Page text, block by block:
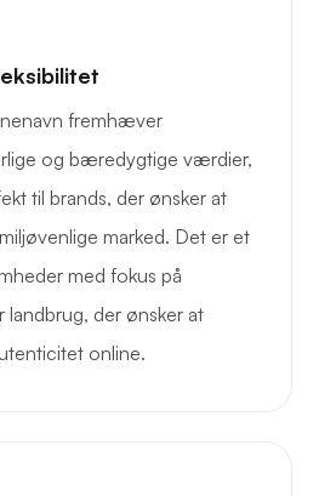
fremhæver
og bæredygtige værdier,
til brands, der ønsker at
marked. Det er et
med fokus på
landbrug, der ønsker at
online.